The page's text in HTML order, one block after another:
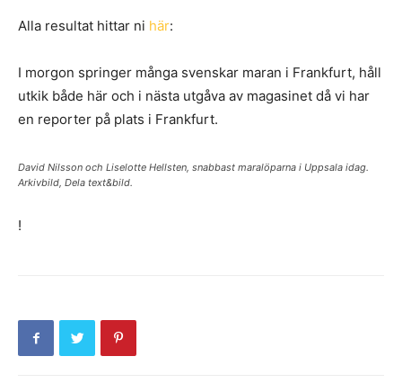
Alla resultat hittar ni här:
I morgon springer många svenskar maran i Frankfurt, håll
utkik både här och i nästa utgåva av magasinet då vi har
en reporter på plats i Frankfurt.
David Nilsson och Liselotte Hellsten, snabbast maralöparna i Uppsala idag.
Arkivbild, Dela text&bild.
!